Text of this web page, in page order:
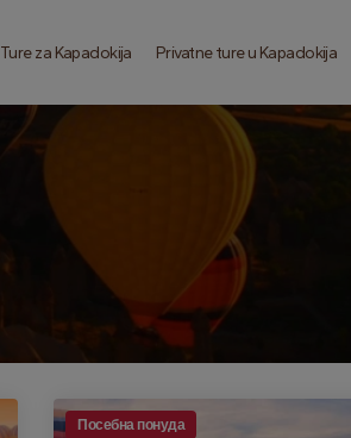
Ture za Kapadokija Privatne ture u Kapadokija
Посебна понуда